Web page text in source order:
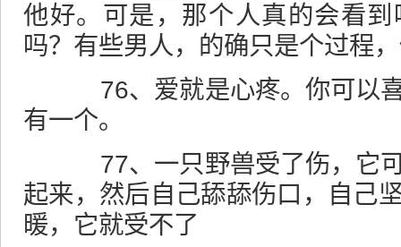
他好。可是，那个人真的会看
吗？有些男人，的确只是个过程
76、爱就是心疼。你可以喜
有一个。
77、一只野兽受了伤，它可
起来，然后自己舔舔伤口，自己
暖，它就受不了